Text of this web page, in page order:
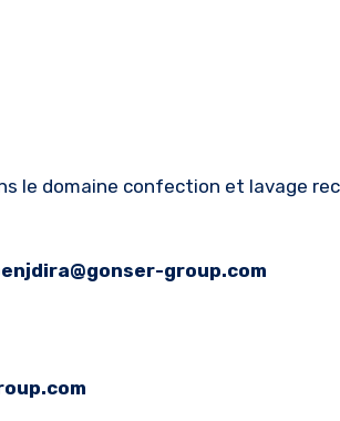
le domaine confection et lavage
group.com